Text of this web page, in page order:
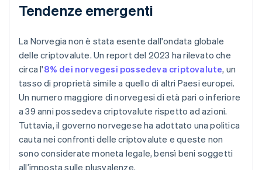
Tendenze emergenti
La Norvegia non è stata esente dall'ondata globale
delle criptovalute. Un report del 2023 ha rilevato che
circa l'8% dei norvegesi possedeva criptovalute, un
tasso di proprietà simile a quello di altri Paesi europei.
Un numero maggiore di norvegesi di età pari o inferiore
a 39 anni possedeva criptovalute rispetto ad azioni.
Tuttavia, il governo norvegese ha adottato una politica
cauta nei confronti delle criptovalute e queste non
sono considerate moneta legale, bensì beni soggetti
all’imposta sulle plusvalenze.